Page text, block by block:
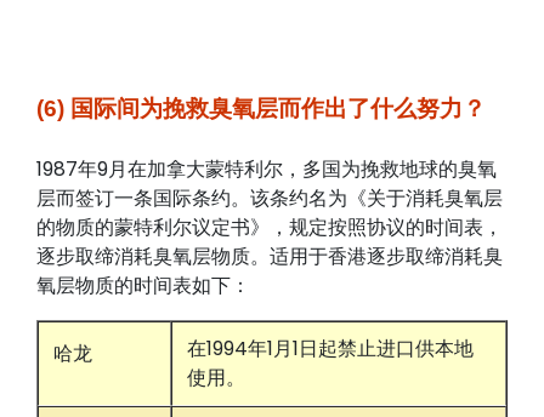
(6) 国际间为挽救臭氧层而作出了什么努力？
1987年9月在加拿大蒙特利尔，多国为挽救地球的臭氧
层而签订一条国际条约。该条约名为《关于消耗臭氧层
的物质的蒙特利尔议定书》，规定按照协议的时间表，
逐步取缔消耗臭氧层物质。适用于香港逐步取缔消耗臭
氧层物质的时间表如下：
哈龙
在1994年1月1日起禁止进口供本地
使用。